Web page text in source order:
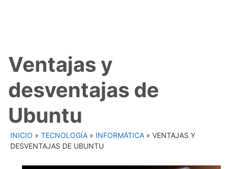
Ventajas y
desventajas de
Ubuntu
INICIO » TECNOLOGÍA » INFORMÁTICA » VENTAJAS Y
DESVENTAJAS DE UBUNTU